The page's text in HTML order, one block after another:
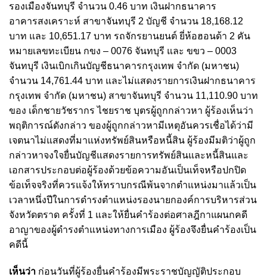
รองเมืองจันทบุรี จำนวน 0.46 บาท เงินฝากธนาคาร
อาคารสงเคราะห์ สาขาจันทบุรี 2 บัญชี จำนวน 18,168.12
บาท และ 10,651.17 บาท รถจักรยานยนต์ ยี่ห้อฮอนด้า 2 คัน
หมายเลขทะเบียน กขง – 0076 จันทบุรี และ ขขว – 0003
จันทบุรี เงินเบิกเกินบัญชีธนาคารกรุงเทพ จำกัด (มหาชน)
จำนวน 14,761.44 บาท และไม่แสดงรายการเงินฝากธนาคาร
กรุงเทพ จำกัด (มหาชน) สาขาจันทบุรี จำนวน 11,110.90 บาท
ของ เด็กชายวัชรากร ไชยราช บุตรผู้ถูกกล่าวหา ผู้ร้องเห็นว่า
พฤติการณ์ดังกล่าว ของผู้ถูกกล่าวหามีเหตุอันควรเชื่อได้ว่ามี
เจตนาไม่แสดงที่มาแห่งทรัพย์สินหรือหนี้สิน ผู้ร้องมีมติว่าผู้ถูก
กล่าวหาจงใจยื่นบัญชีแสดงรายการทรัพย์สินและหนี้สินและ
เอกสารประกอบต่อผู้ร้องด้วยข้อความอันเป็นเท็จหรือปกปิด
ข้อเท็จจริงที่ควรแจ้งให้ทราบกรณีพ้นจากตำแหน่งมาแล้วเป็น
เวลาหนึ่งปีในการดำรงตำแหน่งรองนายกองค์การบริหารส่วน
จังหวัดตราด ครั้งที่ 1 และให้ยื่นคำร้องต่อศาลฎีกาแผนกคดี
อาญาของผู้ดำรงตำแหน่งทางการเมือง ผู้ร้องจึงยื่นคำร้องเป็น
คดีนี้
เห็นว่า ก่อนวันที่ผู้ร้องยื่นคำร้องมีพระราชบัญญัติประกอบ